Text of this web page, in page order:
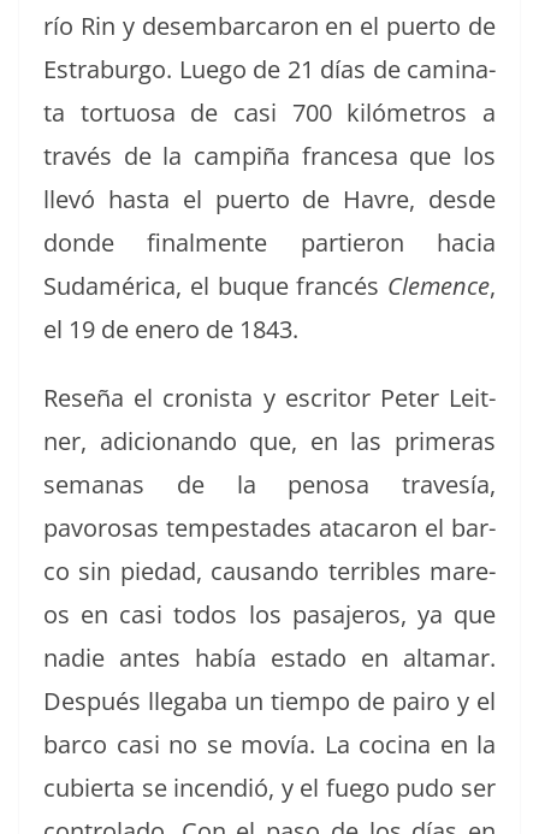
río Rin y desem­bar­caron en el puer­to de
Estra­bur­go. Luego de 21 días de cam­i­na­
ta tor­tu­osa de casi 700 kilómet­ros a
través de la campiña france­sa que los
llevó has­ta el puer­to de Havre, des­de
donde final­mente partieron hacia
Sudaméri­ca, el buque francés Clemence,
el 19 de enero de 1843.
Reseña el cro­nista y escritor Peter Leit­
ner, adi­cio­nan­do que, en las primeras
sem­anas de la penosa trav­es­ía,
pavorosas tem­pes­tades atac­aron el bar­
co sin piedad, cau­san­do ter­ri­bles mare­
os en casi todos los pasajeros, ya que
nadie antes había esta­do en alta­mar.
Después lle­ga­ba un tiem­po de pairo y el
bar­co casi no se movía. La coci­na en la
cubier­ta se incendió, y el fuego pudo ser